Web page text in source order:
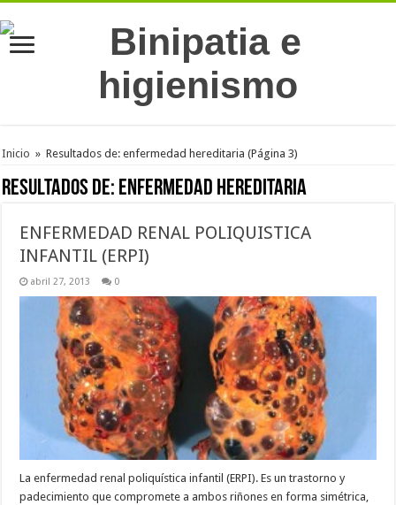
Inicio » Resultados de: enfermedad hereditaria (Página 3)
Resultados de: enfermedad hereditaria
ENFERMEDAD RENAL POLIQUISTICA
INFANTIL (ERPI)
abril 27, 2013 0
La enfermedad renal poliquística infantil (ERPI). Es un trastorno y
padecimiento que compromete a ambos riñones en forma simétrica,